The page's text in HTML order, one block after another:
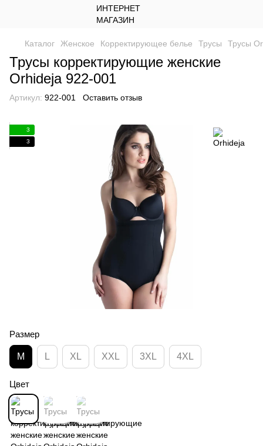
Каталог Женское Корректирующее белье Трусы Трусы
Трусы корректирующие женские
Orhideja 922-001
Артикул: 922-001 Оставить отзыв
3
3
Размер
M L XL XXL 3XL 4XL
Цвет